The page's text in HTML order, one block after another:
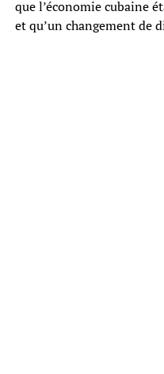
que l’économie cubaine
et qu’un changement de